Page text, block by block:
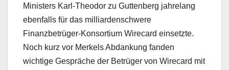
Ministers Karl-Theodor zu Guttenberg jahrelang
ebenfalls für das milliardenschwere
Finanzbetrüger-Konsortium Wirecard einsetzte.
Noch kurz vor Merkels Abdankung fanden
wichtige Gespräche der Betrüger von Wirecard mit